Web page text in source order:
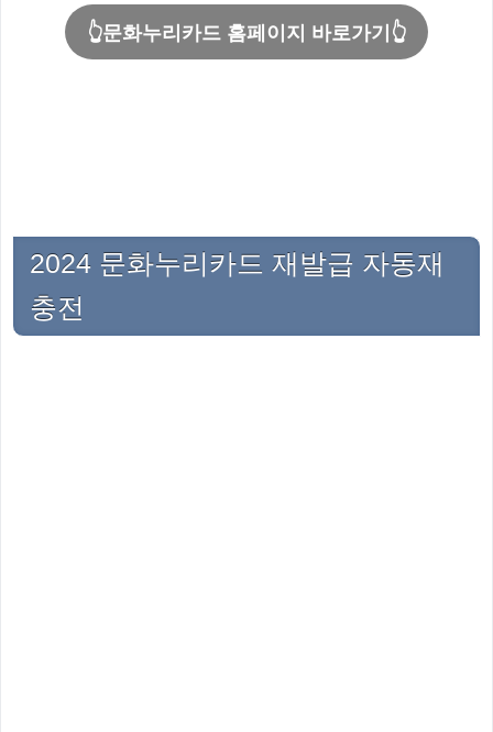
👆문화누리카드 홈페이지 바로가기👆
2024 문화누리카드 재발급 자동재
충전